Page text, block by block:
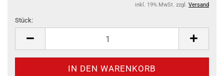
inkl. 19% MwSt. zzgl. Versand
Stück: